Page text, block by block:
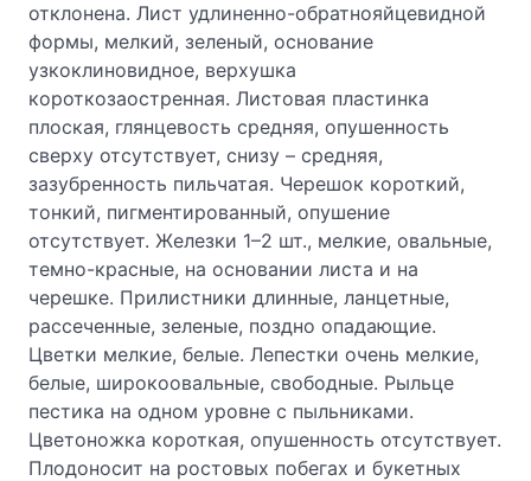
отклонена. Лист удлиненно-обратнояйцевидной
формы, мелкий, зеленый, основание
узкоклиновидное, верхушка
короткозаостренная. Листовая пластинка
плоская, глянцевость средняя, опушенность
сверху отсутствует, снизу – средняя,
зазубренность пильчатая. Черешок короткий,
тонкий, пигментированный, опушение
отсутствует. Железки 1–2 шт., мелкие, овальные,
темно-красные, на основании листа и на
черешке. Прилистники длинные, ланцетные,
рассеченные, зеленые, поздно опадающие.
Цветки мелкие, белые. Лепестки очень мелкие,
белые, широкоовальные, свободные. Рыльце
пестика на одном уровне с пыльниками.
Цветоножка короткая, опушенность отсутствует.
Плодоносит на ростовых побегах и букетных